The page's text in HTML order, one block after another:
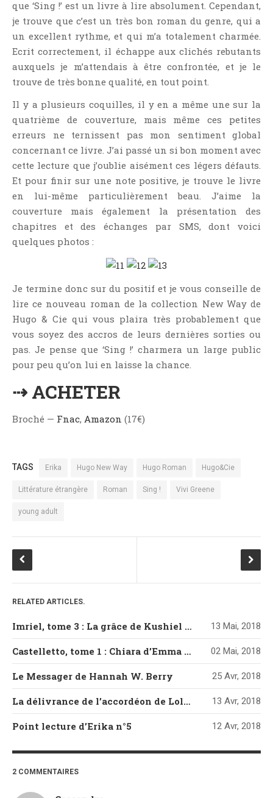
Témoignage
Théâtre
Thriller Psychologique
Throwback Thursday Livresque
Wish-List
Young Adult
que ‘Sing !’ est un livre à lire absolument. Cependant,
je trouve que c’est un très bon roman du genre, qui a
un excellent rythme, et qui m’a totalement charmée.
Ecrit correctement, il échappe aux clichés rebutants
auxquels je m’attendais à être confrontée, et je le
trouve de très bonne qualité, en tout point.
Il y a plusieurs coquilles, il y en a même une sur la
quatrième de couverture, mais même ces petites
erreurs ne ternissent pas mon sentiment global
concernant ce livre. J’ai passé un si bon moment avec
cette lecture que j’oublie aisément ces légers défauts.
Et pour finir sur une note positive, je trouve le livre
en lui-même particulièrement beau. J’aime la
couverture mais également la présentation des
chapitres et des échanges par SMS, dont voici
quelques photos :
Je termine donc sur du positif et je vous conseille de
lire ce nouveau roman de la collection New Way de
Hugo & Cie qui vous plaira très probablement que
vous soyez des accros de leurs dernières sorties ou
pas. Je pense que ‘Sing !’ charmera un large public
pour peu qu’on lui en laisse la chance.
⇢ ACHETER
Broché — Fnac, Amazon (17€)
TAGS Erika Hugo New Way Hugo Roman Hugo&Cie
Littérature étrangère Roman Sing ! Vivi Greene
young adult
RELATED ARTICLES.
Imriel, tome 3 : La grâce de Kushiel de Jacqueline Carey 13 Mai, 2018
Castelletto, tome 1 : Chiara d’Emma Mars 02 Mai, 2018
Le Messager de Hannah W. Berry 25 Avr, 2018
La délivrance de l’accordéon de Loli Artésia 13 Avr, 2018
Point lecture d’Erika n°5 12 Avr, 2018
2 COMMENTAIRES